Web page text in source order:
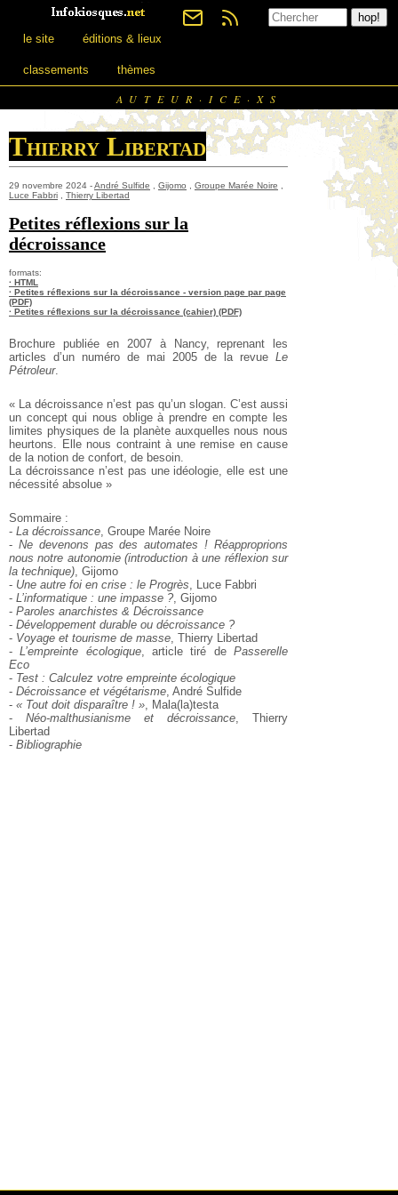
le site éditions & lieux
classements thèmes
AUTEUR·ICE·XS
Thierry Libertad
29 novembre 2024 -André Sulfide Gijomo Groupe Marée Noire
Luce Fabbri
Thierry Libertad
Petites réflexions sur la
décroissance
formats:
· HTML
· Petites réflexions sur la décroissance - version page par page
(PDF)
· Petites réflexions sur la décroissance (cahier) (PDF)
Brochure publiée en 2007 à Nancy, reprenant les
articles d’un numéro de mai 2005 de la revue Le
Pétroleur.
« La décroissance n’est pas qu’un slogan. C’est aussi
un concept qui nous oblige à prendre en compte les
limites physiques de la planète auxquelles nous nous
heurtons. Elle nous contraint à une remise en cause
de la notion de confort, de besoin.
La décroissance n’est pas une idéologie, elle est une
nécessité absolue »
Sommaire :
- La décroissance, Groupe Marée Noire
- Ne devenons pas des automates ! Réapproprions
nous notre autonomie(introduction à une réflexion sur
la technique), Gijomo
- Une autre foi en crise : le Progrès, Luce Fabbri
- L’informatique : une impasse ?, Gijomo
- Paroles anarchistes & Décroissance
- Développement durable ou décroissance ?
- Voyage et tourisme de masse, Thierry Libertad
-L’empreinte écologique, article tiré dePasserelle
Eco
- Test : Calculez votre empreinte écologique
- Décroissance et végétarisme, André Sulfide
- « Tout doit disparaître ! », Mala(la)testa
- Néo-malthusianisme et décroissance, Thierry
Libertad
- Bibliographie